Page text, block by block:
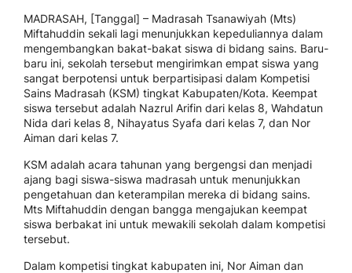
MADRASAH, [Tanggal] – Madrasah Tsanawiyah (Mts)
Miftahuddin sekali lagi menunjukkan kepeduliannya dalam
mengembangkan bakat-bakat siswa di bidang sains. Baru-
baru ini, sekolah tersebut mengirimkan empat siswa yang
sangat berpotensi untuk berpartisipasi dalam Kompetisi
Sains Madrasah (KSM) tingkat Kabupaten/Kota. Keempat
siswa tersebut adalah Nazrul Arifin dari kelas 8, Wahdatun
Nida dari kelas 8, Nihayatus Syafa dari kelas 7, dan Nor
Aiman dari kelas 7.
KSM adalah acara tahunan yang bergengsi dan menjadi
ajang bagi siswa-siswa madrasah untuk menunjukkan
pengetahuan dan keterampilan mereka di bidang sains.
Mts Miftahuddin dengan bangga mengajukan keempat
siswa berbakat ini untuk mewakili sekolah dalam kompetisi
tersebut.
Dalam kompetisi tingkat kabupaten ini, Nor Aiman dan